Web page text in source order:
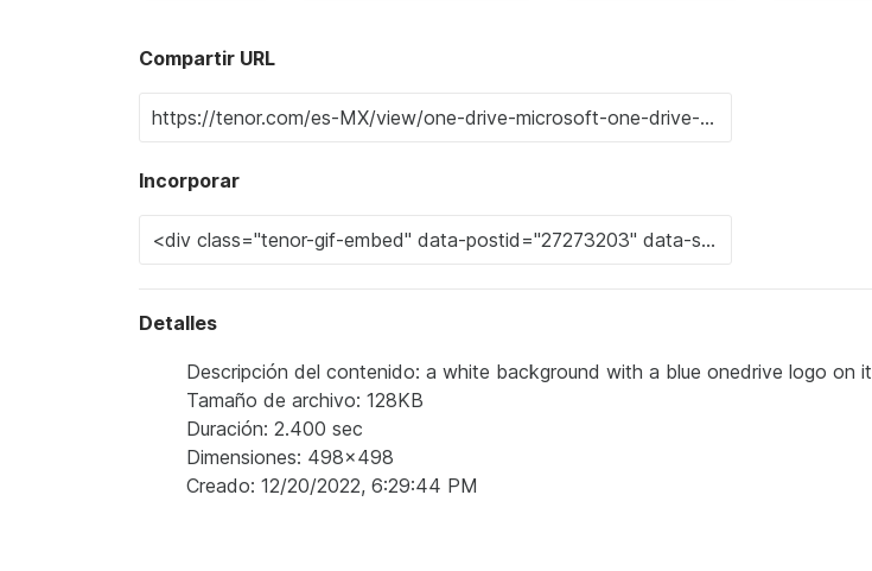
Compartir URL
Incorporar
Detalles
Descripción del contenido: a white background with a blue onedrive logo on it
Tamaño de archivo: 128KB
Duración: 2.400 sec
Dimensiones: 498x498
Creado: 12/20/2022, 6:29:44 PM